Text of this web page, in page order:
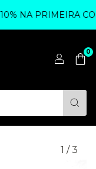
NA PRIMEIRA
0
1 / 3